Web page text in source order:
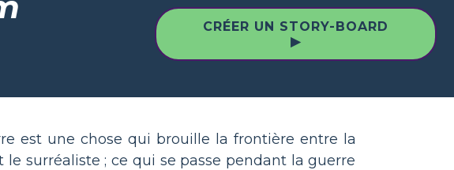
CRÉER UN STORY-BOARD
▶
est une chose qui brouille la frontière entre la
le surréaliste ; ce qui se passe pendant la guerre